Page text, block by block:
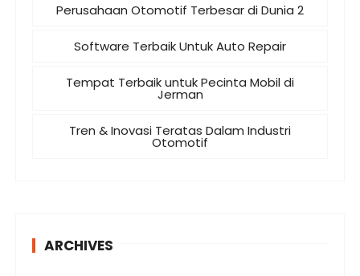
Perusahaan Otomotif Terbesar di Dunia 2
Software Terbaik Untuk Auto Repair
Tempat Terbaik untuk Pecinta Mobil di
Jerman
Tren & Inovasi Teratas Dalam Industri
Otomotif
ARCHIVES